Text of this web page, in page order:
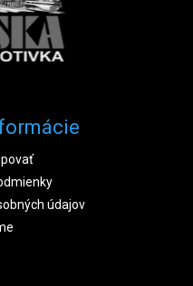
údajov